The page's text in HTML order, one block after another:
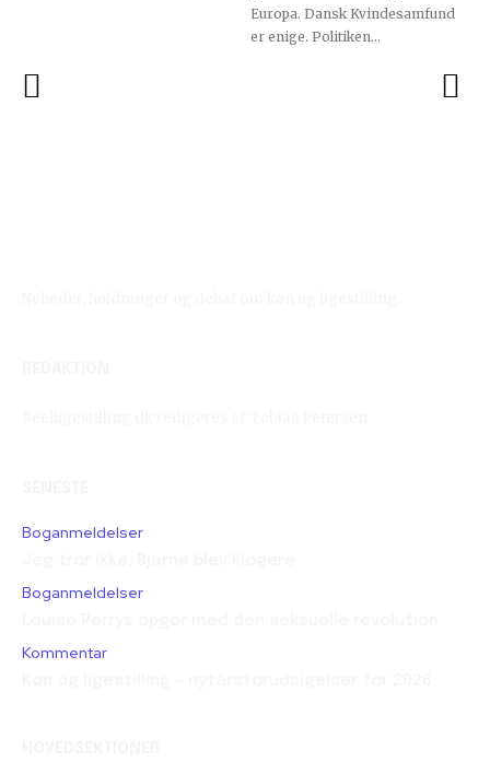
Europa. Dansk Kvindesamfund
er enige. Politiken...
Boganmeldelser
Boganmeldelser
Kommentar